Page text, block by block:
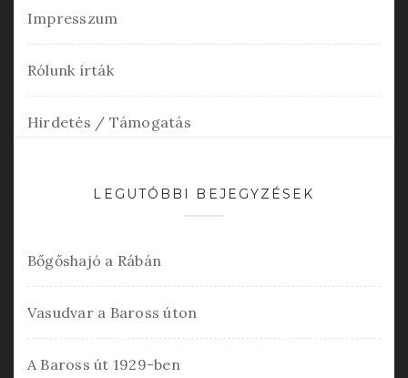
Impresszum
Rólunk írták
Hirdetés / Támogatás
LEGUTÓBBI BEJEGYZÉSEK
Bőgőshajó a Rábán
Vasudvar a Baross úton
A Baross út 1929-ben